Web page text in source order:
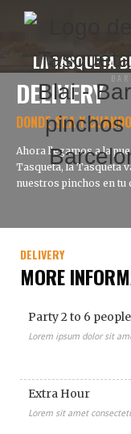
LA TASQUETA
DELIVERY
DONDE SEA Y
Ahora llegamos a la
Tasqueta, la Tasqueta
nuestros pinchos en tu
DELIVERY
MORE
Party 2 to 6 people
Lorem ipsum dolor sit
Extra Hour
Lorem sit amet